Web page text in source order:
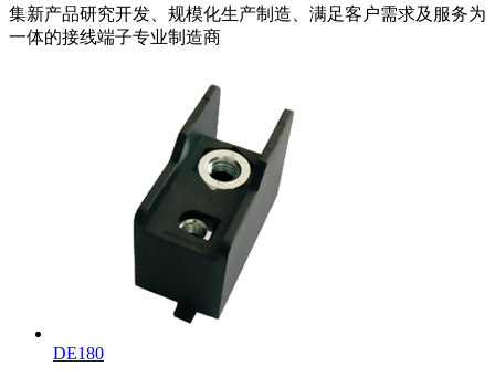
集新产品研究开发、规模化生产制造、满足客户需求及服务为
一体的接线端子专业制造商
DE180